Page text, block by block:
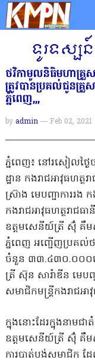
ថវិកាមូលនិធិមហាគ្រួ
ត្រូវបានប្រគល់ជូនគ្រួ
ភ្នំពេញ,,,
by admin — Feb 02, 2021
ភ្នំពេញ៖ នៅរសៀលថ្ងៃ
ដ្ឋាន កងរាជអាវុធហត្
ស្រ៊ាង មេបញ្ជាការរង
កងរាជអាវុធហត្ថរាជ
ឧត្តមសេនីយ៍ត្រី ស៊ុំ គឹមសា
ភ្នំពេញ អញ្ជើញប្រគល់
ចំនួន ៣៣.៤៣០.០០០
ត្រី ស៊ុន សារ៉ាឌីន មេប
សមាជិកមន្រ្តីកងរាជអា
ក្នុងនោះដែរក្នុងនាម
ឧត្តមសេនីយ៍ត្រី ស៊ុំ គឹម
ការបាត់បង់សមាជិក ដែ